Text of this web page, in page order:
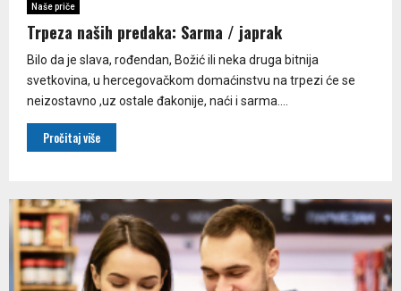
Naše priče
Trpeza naših predaka: Sarma / japrak
Bilo da je slava, rođendan, Božić ili neka druga bitnija
svetkovina, u hercegovačkom domaćinstvu na trpezi će se
neizostavno ,uz ostale đakonije, naći i sarma....
Pročitaj više